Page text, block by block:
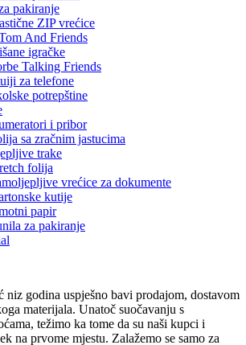
pakiranje
ZIP vrećice
And Friends
igračke
Talking Friends
za telefone
potrepštine
i pribor
sa zračnim jastucima
trake
folija
vrećice za dokumente
kutije
papir
za pakiranje
niz godina uspješno bavi prodajom, dostavom
materijala. Unatoč suočavanju s
težimo ka tome da su naši kupci i
na prvome mjestu. Zalažemo se samo za